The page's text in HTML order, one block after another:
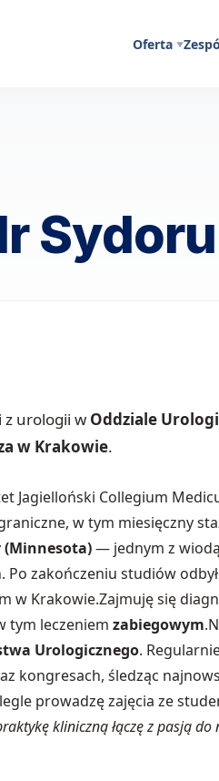
Oferta
z urologii w Oddziale
w Krakowie.
Jagielloński Collegium
w tym miesięczny
(Minnesota)— jednym z
zakończeniu studiów
w Krakowie.Zajmuję się
tym leczeniem zabiegowym
Urologicznego.
kongresach, śledząc
prowadzę zajęcia ze
kliniczną łączę z pasją do